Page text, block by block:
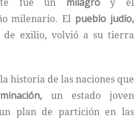
milenario. El pueblo judío,
de exilio, volvió a su tierra
historia de las naciones que
un estado joven
plan de partición en las